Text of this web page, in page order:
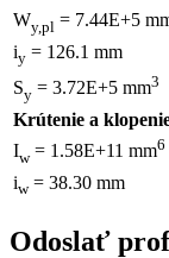
Wy,pl = 7.44E+5
iy = 126.1 mm
Sy = 3.72E+5 mm3
Krútenie a
Iw = 1.58E+11 mm6
iw= 38.30 mm
Odoslať